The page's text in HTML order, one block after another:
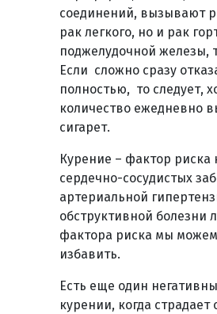
соединений, вызывают
рак легкого, но и рак
поджелудочной железы,
Если сложно сразу
полностью, то следует,
количество ежедневно
сигарет.
Курение – фактор риска
сердечно-сосудистых
артериальной
обструктивной болезни
фактора риска мы
избавить.
Есть еще один
курении, когда